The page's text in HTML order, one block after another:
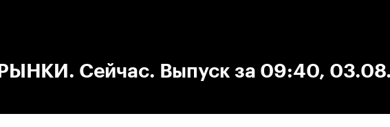
РЫНКИ. Сейчас. Выпуск за 09:40,